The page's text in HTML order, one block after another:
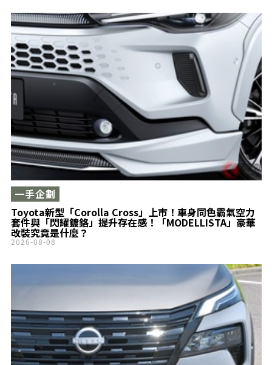
Toyota新型「Corolla Cross」上市！車身同色霸氣空力
套件與「閃耀鍍鉻」提升存在感！「MODELLISTA」豪華
改裝究竟是什麼？
一手企劃
2026-08-08